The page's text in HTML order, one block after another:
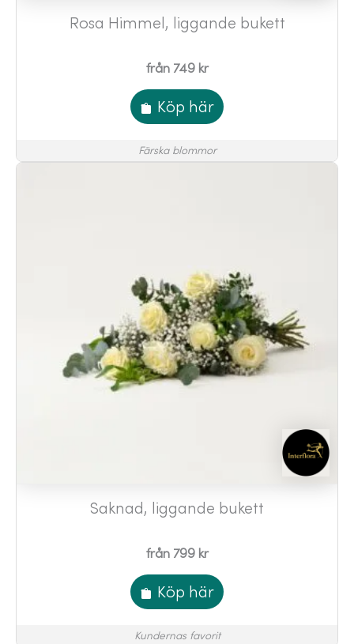
Rosa Himmel, liggande bukett
från 749 kr
Köp här
Färska blommor
Saknad, liggande bukett
från 799 kr
Köp här
Kundernas favorit